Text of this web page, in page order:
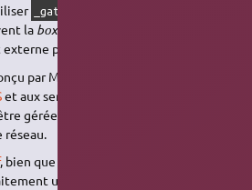
_gateway
la boxfournie par le
par exemple.
par Microsoft) est généralement
et aux serveurs
gérée par
, bien que venant de l'écosystème
utilisable (et pratique) avec